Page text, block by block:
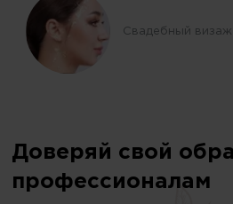
Свадебный визаж
Доверяй свой
профессионалам